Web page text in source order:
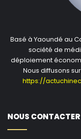
Basé à Yaoundé au
société de
déploiement
Nous diffusons
https://
NOUS CONTACTER